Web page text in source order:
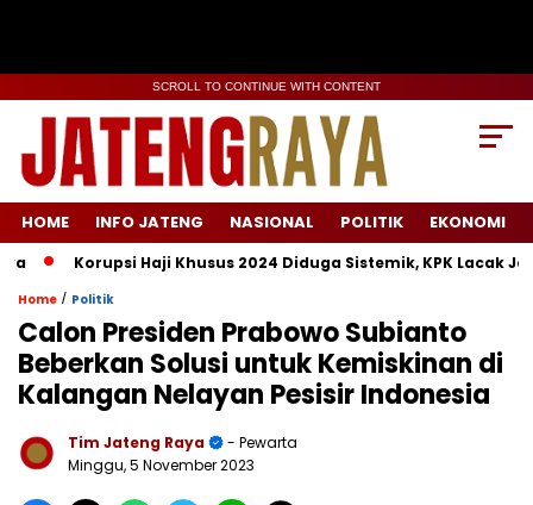
SCROLL TO CONTINUE WITH CONTENT
HOME INFO JATENG NASIONAL POLITIK EKONOMI
Korupsi Haji Khusus 2024 Diduga Sistemik, KPK Lacak Jejak
Home / Politik
Calon Presiden Prabowo Subianto
Beberkan Solusi untuk Kemiskinan di
Kalangan Nelayan Pesisir Indonesia
Tim Jateng Raya
- Pewarta
Minggu, 5 November 2023